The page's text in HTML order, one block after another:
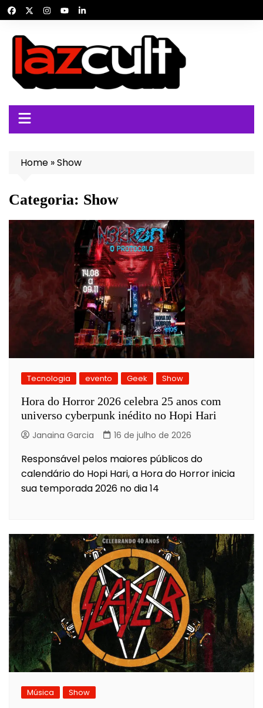
para
conteúdo
Home »Show
Categoria: Show
Tecnologia evento Geek Show
Hora do Horror 2026 celebra 25 anos com
universo cyberpunk inédito no Hopi Hari
Janaina Garcia 16 de julho de 2026
Responsável pelos maiores públicos do
calendário do Hopi Hari, a Hora do Horror inicia
sua temporada 2026 no dia 14
Música Show